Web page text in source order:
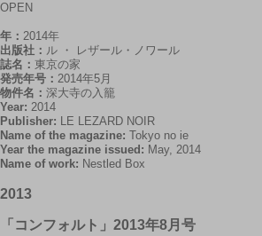
OPEN
年： 2014年
出版社： ル ・ レザール・ノワール
誌名： 東京の家
発売年号： 2014年5月
物件名： 深大寺の入籠
Year: 2014
Publisher: LE LEZARD NOIR
Name of the magazine: Tokyo no ie
Year the magazine issued: May, 2014
Name of work: Nestled Box
2013
「コンフォルト」2013年8月号